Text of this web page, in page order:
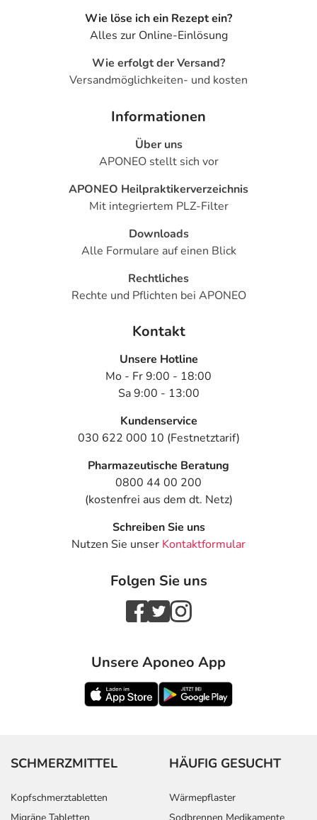
Wie löse ich ein Rezept ein?
Alles zur Online-Einlösung
Wie erfolgt der Versand?
Versandmöglichkeiten- und kosten
Informationen
Über uns
APONEO stellt sich vor
APONEO Heilpraktikerverzeichnis
Mit integriertem PLZ-Filter
Downloads
Alle Formulare auf einen Blick
Rechtliches
Rechte und Pflichten bei APONEO
Kontakt
Unsere Hotline
Mo - Fr 9:00 - 18:00
Sa 9:00 - 13:00
Kundenservice
030 622 000 10 (Festnetztarif)
Pharmazeutische Beratung
0800 44 00 200
(kostenfrei aus dem dt. Netz)
Schreiben Sie uns
Nutzen Sie unser Kontaktformular
Folgen Sie uns
Unsere Aponeo App
SCHMERZMITTEL
Kopfschmerztabletten
HÄUFIG GESUCHT
Wärmepflaster